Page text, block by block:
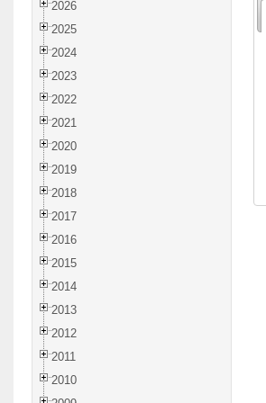
2026
2025
2024
2023
2022
2021
2020
2019
2018
2017
2016
2015
2014
2013
2012
2011
2010